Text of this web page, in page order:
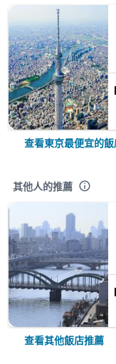
查看東京最便宜的
其他人的推薦
查看其他飯店推薦